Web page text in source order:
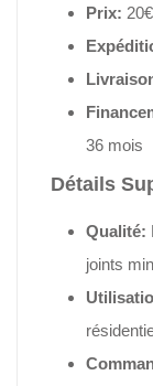
Prix:
36 mois
Détails
Qualité:
joints